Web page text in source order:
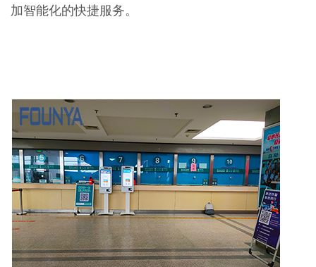
加智能化的快捷服务。